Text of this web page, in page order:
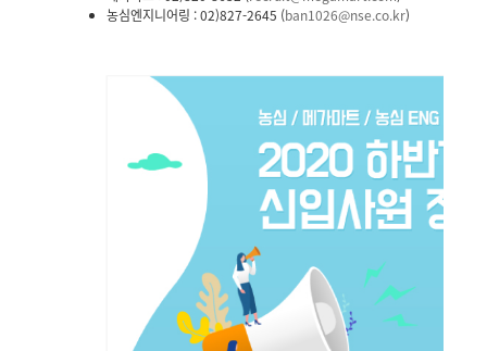
농심엔지니어링 : 02)827-2645 (ban1026@nse.co.kr)